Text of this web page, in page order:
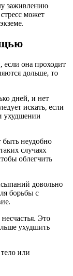
заживлению
может
если она проходит
дольше, то
дней, и нет
искать, если
ухудшении
неудобно
случаях
облегчить
довольно
борьбы с
Это
ухудшить
или